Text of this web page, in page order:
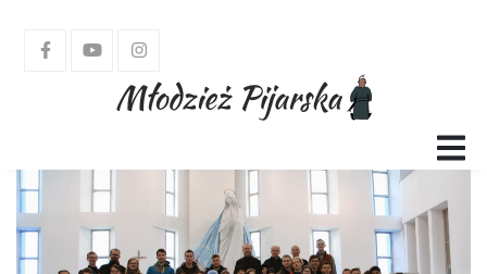
GŁÓWNA